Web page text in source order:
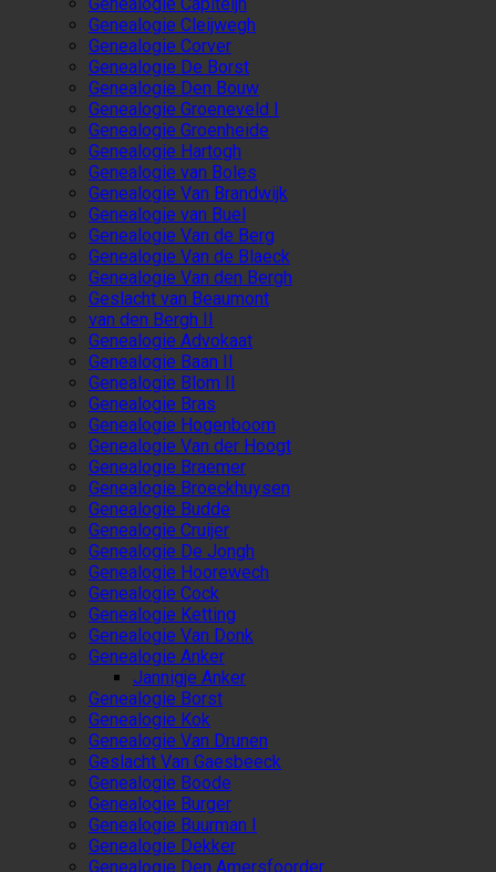
Genealogie Cleijwegh
Genealogie Corver
Genealogie De Borst
Genealogie Den Bouw
Genealogie Groeneveld I
Genealogie Groenheide
Genealogie Hartogh
Genealogie van Boles
Genealogie Van Brandwijk
Genealogie van Buel
Genealogie Van de Berg
Genealogie Van de Blaeck
Genealogie Van den Bergh
Geslacht van Beaumont
van den Bergh II
Genealogie Advokaat
Genealogie Baan II
Genealogie Blom II
Genealogie Bras
Genealogie Hogenboom
Genealogie Van der Hoogt
Genealogie Braemer
Genealogie Broeckhuysen
Genealogie Budde
Genealogie Cruijer
Genealogie De Jongh
Genealogie Hoorewech
Genealogie Cock
Genealogie Ketting
Genealogie Van Donk
Genealogie Anker
Jannigje Anker
Genealogie Borst
Genealogie Kok
Genealogie Van Drunen
Geslacht Van Gaesbeeck
Genealogie Boode
Genealogie Burger
Genealogie Buurman I
Genealogie Dekker
Genealogie Den Amersfoorder